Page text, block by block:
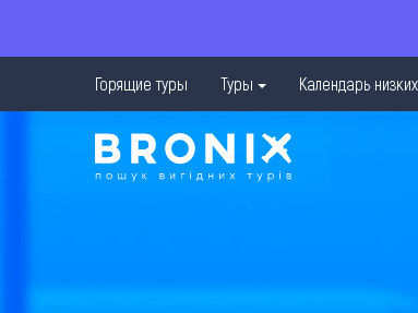
Горящие туры Туры Календарь